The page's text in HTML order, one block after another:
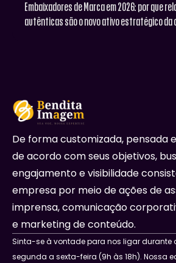
Embaixadores de Marca em 2026: por que
autênticas são o novo ativo estratégico da
De forma customizada, pensada
de acordo com seus objetivos,
engajamento e visibilidade
empresa por meio de ações de
imprensa, comunicação
e marketing de conteúdo.
Sinta-se à vontade para nos ligar durante
segunda a sexta-feira (9h às 18h). Nossa